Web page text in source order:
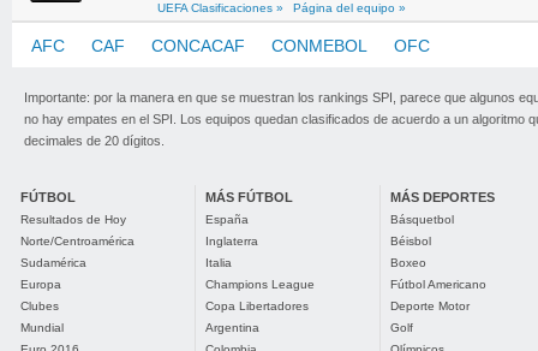
UEFA Clasificaciones »
Página del equipo »
AFC CAF CONCACAF CONMEBOL OFC
Importante: por la manera en que se muestran los rankings SPI, parece que algunos
no hay empates en el SPI. Los equipos quedan clasificados de acuerdo a un algoritmo
decimales de 20 dígitos.
FÚTBOL
Resultados de Hoy
Norte/Centroamérica
Sudamérica
Europa
Clubes
Mundial
MÁS FÚTBOL
España
Inglaterra
Italia
Champions League
Copa Libertadores
Argentina
MÁS DEPORTES
Básquetbol
Béisbol
Boxeo
Fútbol Americano
Deporte Motor
Golf